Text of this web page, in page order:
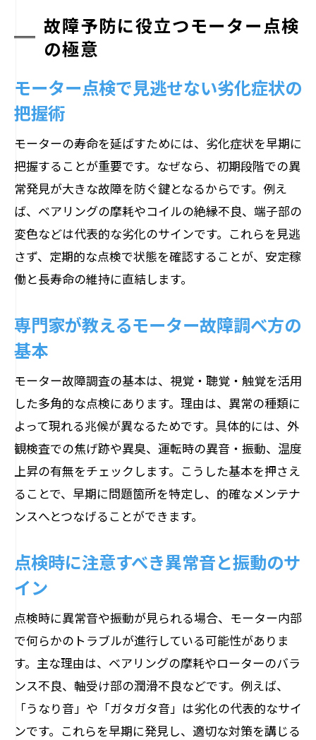
電気的要因に注目した劣化診断のコツ
小型モーターの寿命を左右する点検項目
現場で役立つ簡単な診断方法と注意点
実践的メンテナンス方法で故障リスクを最小
モーター故障リスクを抑える日常管理の
基本
効果的なモーター点検法で異常を早期発
見
メンテナンス方法の見直しで安定稼働を
実現
得する
識
長期的な設備管理に役立つ予防保全の重
要性
故障予防に役立つモーター点検
の極意
モーター点検で見逃せない劣化症状の
把握術
モーターの寿命を延ばすためには、劣化症状を早期に
把握することが重要です。なぜなら、初期段階での異
常発見が大きな故障を防ぐ鍵となるからです。例え
ば、ベアリングの摩耗やコイルの絶縁不良、端子部の
変色などは代表的な劣化のサインです。これらを見逃
さず、定期的な点検で状態を確認することが、安定稼
働と長寿命の維持に直結します。
専門家が教えるモーター故障調べ方の
基本
モーター故障調査の基本は、視覚・聴覚・触覚を活用
した多角的な点検にあります。理由は、異常の種類に
よって現れる兆候が異なるためです。具体的には、外
観検査での焦げ跡や異臭、運転時の異音・振動、温度
上昇の有無をチェックします。こうした基本を押さえ
ることで、早期に問題箇所を特定し、的確なメンテナ
ンスへとつなげることができます。
点検時に注意すべき異常音と振動のサ
イン
点検時に異常音や振動が見られる場合、モーター内部
で何らかのトラブルが進行している可能性がありま
す。主な理由は、ベアリングの摩耗やローターのバラ
ンス不良、軸受け部の潤滑不良などです。例えば、
「うなり音」や「ガタガタ音」は劣化の代表的なサイ
ンです。これらを早期に発見し、適切な対策を講じる